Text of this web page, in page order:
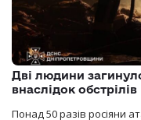
Дві людини
внаслідок
Понад 50 разів росіяни